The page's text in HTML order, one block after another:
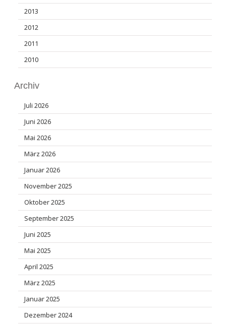
2013
2012
2011
2010
Archiv
Juli 2026
Juni 2026
Mai 2026
März 2026
Januar 2026
November 2025
Oktober 2025
September 2025
Juni 2025
Mai 2025
April 2025
März 2025
Januar 2025
Dezember 2024